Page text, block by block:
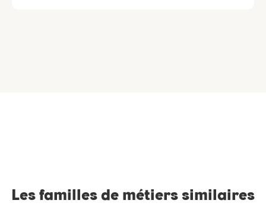
Les familles de métiers similaires